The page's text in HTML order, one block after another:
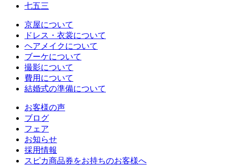
七五三
京屋について
ドレス・衣裳について
ヘアメイクについて
ブーケについて
撮影について
費用について
結婚式の準備について
お客様の声
ブログ
フェア
お知らせ
採用情報
スピカ商品券をお持ちのお客様へ